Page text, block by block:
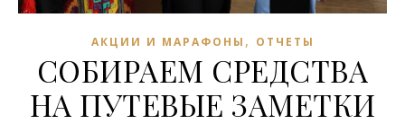
АКЦИИ И МАРАФОНЫ , ОТЧЕТЫ
СОБИРАЕМ СРЕДСТВА
НА ПУТЕВЫЕ ЗАМЕТКИ